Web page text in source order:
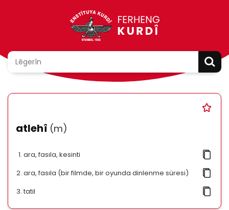
atlehî (m)
ara, fasıla, kesinti
ara, fasıla (bir filmde, bir oyunda dinlenme süresi)
tatil